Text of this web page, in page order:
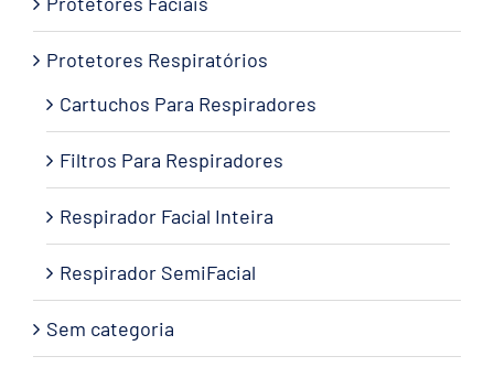
Protetores Respiratórios
Cartuchos Para Respiradores
Filtros Para Respiradores
Respirador Facial Inteira
Respirador SemiFacial
Sem categoria